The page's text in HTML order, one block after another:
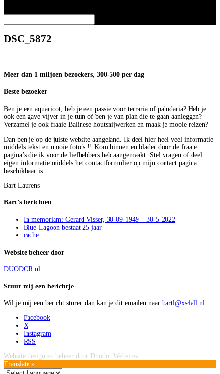
DSC_5872
Meer dan 1 miljoen bezoekers, 300-500 per dag
Beste bezoeker
Ben je een aquarioot, heb je een passie voor terraria of paludaria? Heb je
ook een gave vijver in je tuin of ben je van plan die te gaan aanleggen?
Verzamel je ook fraaie Balinese houtsnijwerken en maak je mooie reizen?
Dan ben je op de juiste website aangeland. Ik deel hier heel veel informatie
middels tekst en mooie foto’s !! Kom binnen en blader door de fraaie
pagina’s die ik voor de liefhebbers heb aangemaakt. Stel vragen of deel
eigen informatie middels het contactformulier op mijn contact pagina
beschikbaar is.
Bart Laurens
Bart’s berichten
In memoriam: Gerard Visser, 30-09-1949 – 30-5-2022
Blue-Lagoon bestaat 25 jaar
cache
Website beheer door
DUODOR.nl
Stuur mij een berichtje
Wil je mij een bericht sturen dan kan je dit emailen naar bartl@xs4all.nl
Facebook
X
Instagram
RSS
Website design en beheer door Duodor Websites
Translate »